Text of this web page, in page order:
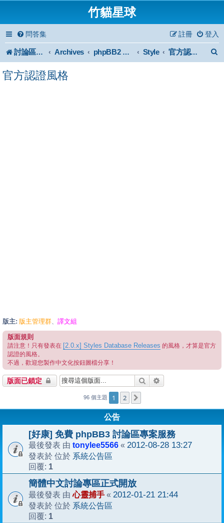
竹貓星球
問答集 登入
註冊
討論區首頁 Archives phpBB2 Forum Archive Style 官方認證風格
官方認證風格
版主: 版主管理群、 譯文組
版面規則
請注意！只有發表在 [2.0.x] Styles Database Releases 的風格，才算是官方
認證的風格。
不過，歡迎您製作中文化按鈕圖檔分享！
版面已鎖定 搜尋
96 個主題 1 2
公告
[好康] 免費 phpBB3 討論區專案服務
最後發表 由 tonylee5566 « 2012-08-28 13:27
發表於 位於 系統公告區
回覆: 1
簡體中文討論專區正式開放
最後發表 由心靈捕手 « 2012-01-21 21:44
發表於 位於 系統公告區
回覆: 1